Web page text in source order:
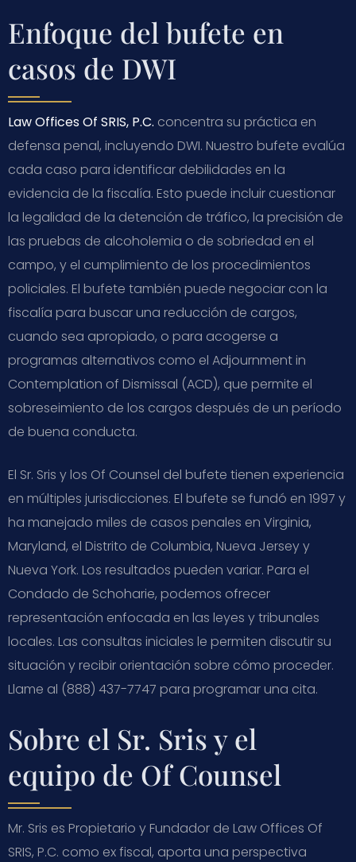
Enfoque del bufete en
casos de DWI
Law Offices Of SRIS, P.C. concentra su práctica en
defensa penal, incluyendo DWI. Nuestro bufete evalúa
cada caso para identificar debilidades en la
evidencia de la fiscalía. Esto puede incluir cuestionar
la legalidad de la detención de tráfico, la precisión de
las pruebas de alcoholemia o de sobriedad en el
campo, y el cumplimiento de los procedimientos
policiales. El bufete también puede negociar con la
fiscalía para buscar una reducción de cargos,
cuando sea apropiado, o para acogerse a
programas alternativos como el Adjournment in
Contemplation of Dismissal (ACD), que permite el
sobreseimiento de los cargos después de un período
de buena conducta.
El Sr. Sris y los Of Counsel del bufete tienen experiencia
en múltiples jurisdicciones. El bufete se fundó en 1997 y
ha manejado miles de casos penales en Virginia,
Maryland, el Distrito de Columbia, Nueva Jersey y
Nueva York. Los resultados pueden variar. Para el
Condado de Schoharie, podemos ofrecer
representación enfocada en las leyes y tribunales
locales. Las consultas iniciales le permiten discutir su
situación y recibir orientación sobre cómo proceder.
Llame al (888) 437-7747 para programar una cita.
Sobre el Sr. Sris y el
equipo de Of Counsel
Mr. Sris es Propietario y Fundador de Law Offices Of
SRIS, P.C. como ex fiscal, aporta una perspectiva